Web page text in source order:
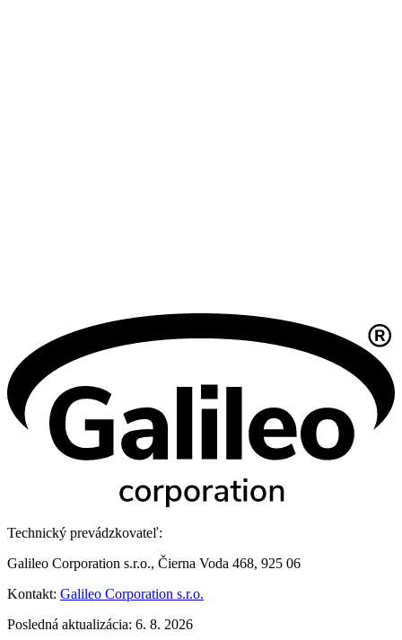
Technický prevádzkovateľ:
Galileo Corporation s.r.o., Čierna Voda 468, 925 06
Kontakt: Galileo Corporation s.r.o.
Posledná aktualizácia: 6. 8. 2026